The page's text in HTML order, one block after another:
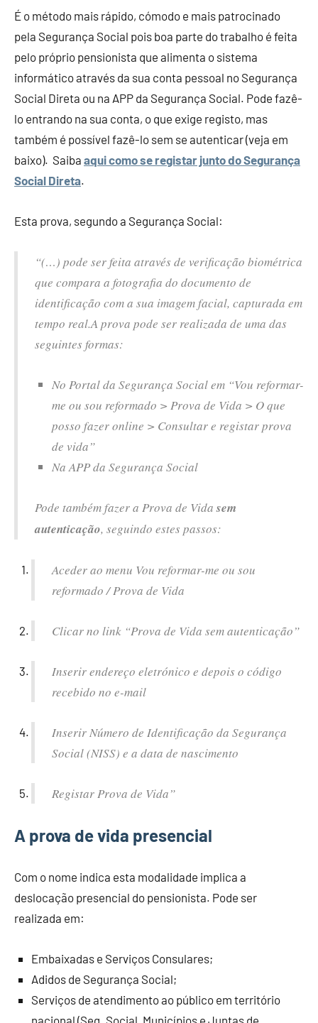
É o método mais rápido, cómodo e mais patrocinado
pela Segurança Social pois boa parte do trabalho é feita
pelo próprio pensionista que alimenta o sistema
informático através da sua conta pessoal no Segurança
Social Direta ou na APP da Segurança Social. Pode fazê-
lo entrando na sua conta, o que exige registo, mas
também é possível fazê-lo sem se autenticar (veja em
baixo). Saiba aqui como se registar junto do Segurança
Social Direta.
Esta prova, segundo a Segurança Social:
“(…) pode ser feita através de verificação biométrica
que compara a fotografia do documento de
identificação com a sua imagem facial, capturada em
tempo real.A prova pode ser realizada de uma das
seguintes formas:
No Portal da Segurança Social em “Vou reformar-
me ou sou reformado > Prova de Vida > O que
posso fazer online > Consultar e registar prova
de vida”
Na APP da Segurança Social
Pode também fazer a Prova de Vidasem
autenticação, seguindo estes passos:
Aceder ao menu Vou reformar-me ou sou
reformado / Prova de Vida
Clicar no link “Prova de Vida sem autenticação”
Inserir endereço eletrónico e depois o código
recebido no e-mail
Inserir Número de Identificação da Segurança
Social (NISS) e a data de nascimento
Registar Prova de Vida”
A prova de vida presencial
Com o nome indica esta modalidade implica a
deslocação presencial do pensionista. Pode ser
realizada em:
Embaixadas e Serviços Consulares;
Adidos de Segurança Social;
Serviços de atendimento ao público em território